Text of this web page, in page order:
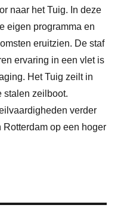
naar het Tuig. In deze
eigen programma en
eruitzien. De staf
ervaring in een vlet is
Het Tuig zeilt in
stalen zeilboot.
verder
op een hoger